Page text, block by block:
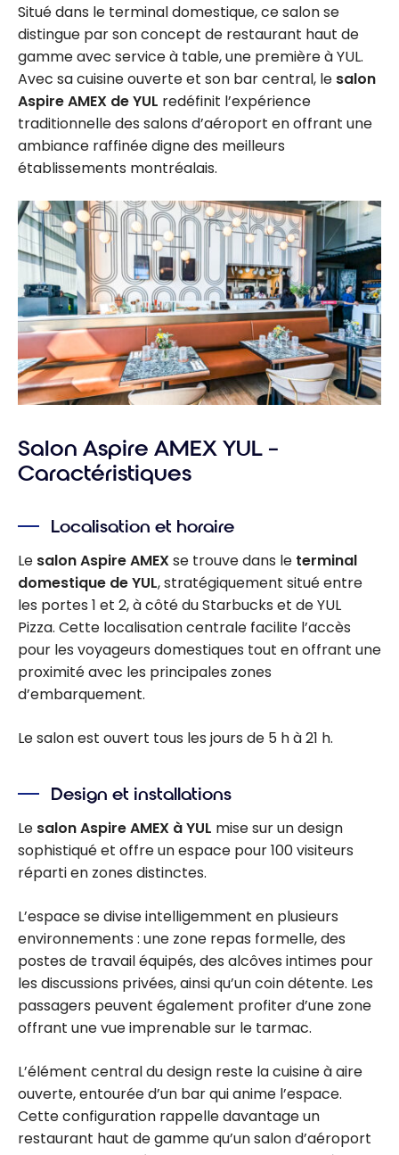
Situé dans le terminal domestique, ce salon se
distingue par son concept de restaurant haut de
gamme avec service à table, une première à YUL.
Avec sa cuisine ouverte et son bar central, le salon
Aspire AMEX de YUL redéfinit l’expérience
traditionnelle des salons d’aéroport en offrant une
ambiance raffinée digne des meilleurs
établissements montréalais.
Salon Aspire AMEX YUL –
Caractéristiques
Localisation et horaire
Le salon Aspire AMEXse trouve dans le terminal
domestique de YUL, stratégiquement situé entre
les portes 1 et 2, à côté du Starbucks et de YUL
Pizza. Cette localisation centrale facilite l’accès
pour les voyageurs domestiques tout en offrant une
proximité avec les principales zones
d’embarquement.
Le salon est ouvert tous les jours de 5 h à 21 h.
Design et installations
Le salon Aspire AMEX à YUL mise sur un design
sophistiqué et offre un espace pour 100 visiteurs
réparti en zones distinctes.
L’espace se divise intelligemment en plusieurs
environnements : une zone repas formelle, des
postes de travail équipés, des alcôves intimes pour
les discussions privées, ainsi qu’un coin détente. Les
passagers peuvent également profiter d’une zone
offrant une vue imprenable sur le tarmac.
L’élément central du design reste la cuisine à aire
ouverte, entourée d’un bar qui anime l’espace.
Cette configuration rappelle davantage un
restaurant haut de gamme qu’un salon d’aéroport